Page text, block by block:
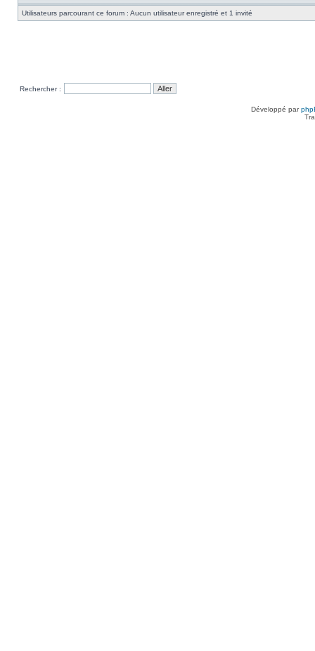
Utilisateurs parcourant ce forum : Aucun utilisateur enregistré et 1 invité
Rechercher :
Développé par